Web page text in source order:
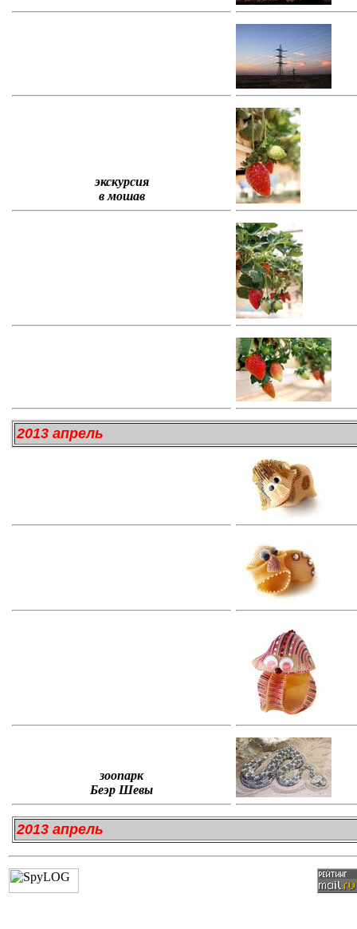
экскурсия
в мошав
2013 апрель
зоопарк
Беэр Шевы
2013 апрель